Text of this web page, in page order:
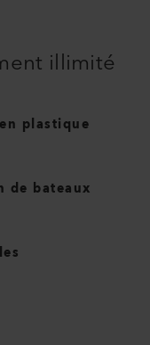
illimité
plastique
de bateaux